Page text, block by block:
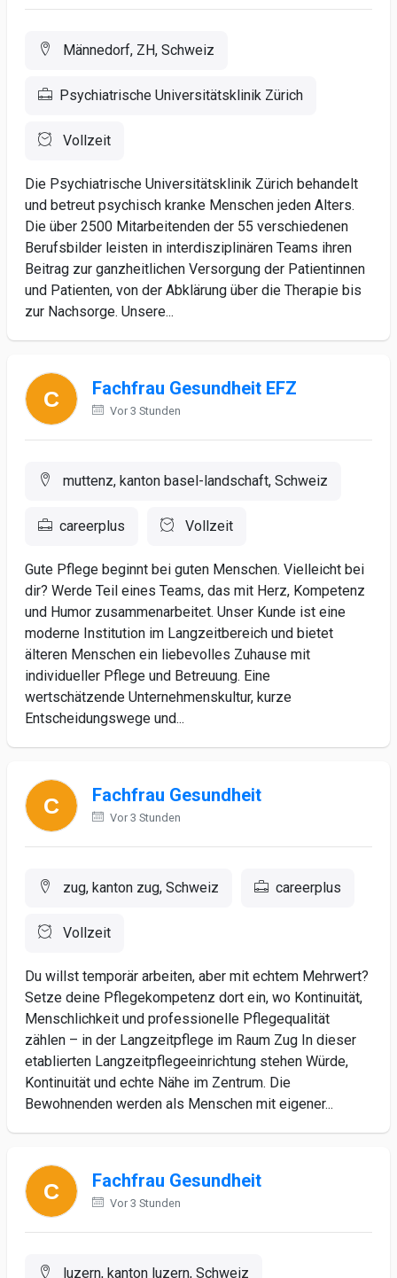
Männedorf, ZH, Schweiz
Psychiatrische Universitätsklinik Zürich
Vollzeit
Die Psychiatrische Universitätsklinik Zürich behandelt
und betreut psychisch kranke Menschen jeden Alters.
Die über 2500 Mitarbeitenden der 55 verschiedenen
Berufsbilder leisten in interdisziplinären Teams ihren
Beitrag zur ganzheitlichen Versorgung der Patientinnen
und Patienten, von der Abklärung über die Therapie bis
zur Nachsorge. Unsere...
Fachfrau Gesundheit EFZ
Vor 3 Stunden
muttenz, kanton basel-landschaft, Schweiz
careerplus Vollzeit
Gute Pflege beginnt bei guten Menschen. Vielleicht bei
dir? Werde Teil eines Teams, das mit Herz, Kompetenz
und Humor zusammenarbeitet. Unser Kunde ist eine
moderne Institution im Langzeitbereich und bietet
älteren Menschen ein liebevolles Zuhause mit
individueller Pflege und Betreuung. Eine
wertschätzende Unternehmenskultur, kurze
Entscheidungswege und...
Fachfrau Gesundheit
Vor 3 Stunden
zug, kanton zug, Schweiz careerplus
Vollzeit
Du willst temporär arbeiten, aber mit echtem Mehrwert?
Setze deine Pflegekompetenz dort ein, wo Kontinuität,
Menschlichkeit und professionelle Pflegequalität
zählen – in der Langzeitpflege im Raum Zug In dieser
etablierten Langzeitpflegeeinrichtung stehen Würde,
Kontinuität und echte Nähe im Zentrum. Die
Bewohnenden werden als Menschen mit eigener...
Fachfrau Gesundheit
Vor 3 Stunden
luzern, kanton luzern, Schweiz